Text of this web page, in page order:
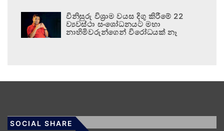
විනිසුරු විශ්‍රාම වයස දිගු කිරීමේ 22
ව්‍යවස්ථා සංශෝධනයට මහා
නාහිමිවරුන්ගෙන් විරෝධයක් නෑ
SOCIAL SHARE